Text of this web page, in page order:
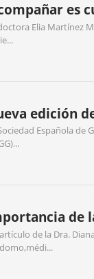
es
Elia Martínez
edición
Española de
de
de la Dra.